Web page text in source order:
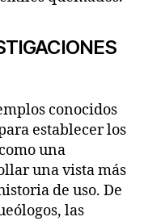
conocidos
establecer los
una
una vista más
de uso. De
las